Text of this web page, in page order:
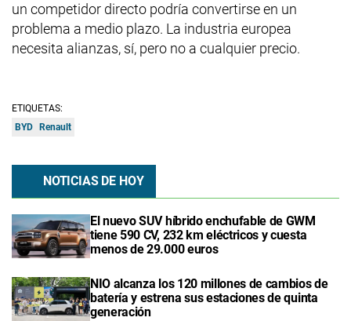
un competidor directo podría convertirse en un
problema a medio plazo. La industria europea
necesita alianzas, sí, pero no a cualquier precio.
ETIQUETAS:
BYD
Renault
NOTICIAS DE HOY
El nuevo SUV híbrido enchufable de GWM
tiene 590 CV, 232 km eléctricos y cuesta
menos de 29.000 euros
NIO alcanza los 120 millones de cambios de
batería y estrena sus estaciones de quinta
generación